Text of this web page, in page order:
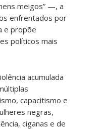
meigos” —, a
enfrentados por
e propõe
políticos mais
acumulada
capacitismo e
negras,
ciganas e de